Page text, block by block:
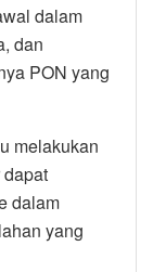
dalam
dan
PON yang
melakukan
dalam
yang